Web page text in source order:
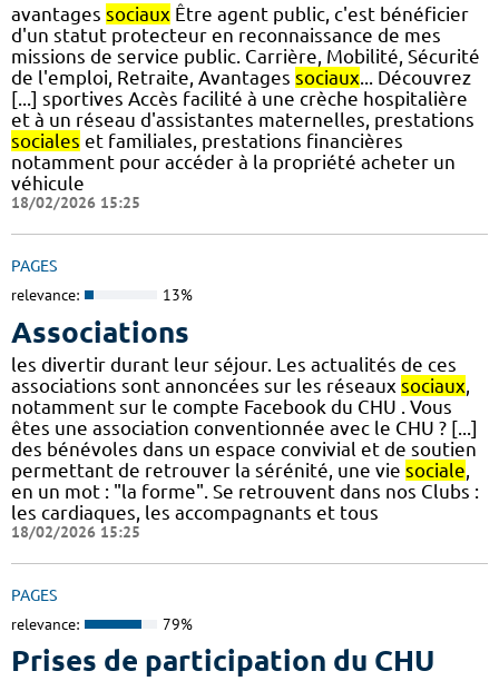
avantages sociaux Être agent public, c'est bénéficier
d'un statut protecteur en reconnaissance de mes
missions de service public. Carrière, Mobilité, Sécurité
de l'emploi, Retraite, Avantages sociaux... Découvrez
[...] sportives Accès facilité à une crèche hospitalière
et à un réseau d'assistantes maternelles, prestations
sociales et familiales, prestations financières
notamment pour accéder à la propriété acheter un
véhicule
18/02/2026 15:25
PAGES
relevance: 13%
Associations
les divertir durant leur séjour. Les actualités de ces
associations sont annoncées sur les réseaux sociaux
notamment sur le compte Facebook du CHU . Vous
êtes une association conventionnée avec le CHU ? [...]
des bénévoles dans un espace convivial et de soutien
permettant de retrouver la sérénité, une vie sociale
en un mot : "la forme". Se retrouvent dans nos Clubs :
les cardiaques, les accompagnants et tous
18/02/2026 15:25
PAGES
relevance: 79%
Prises de participation du CHU